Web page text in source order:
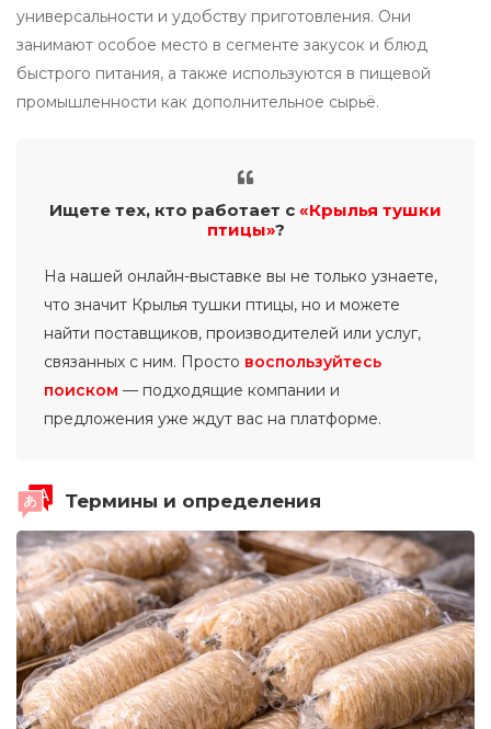
универсальности и удобству приготовления. Они
занимают особое место в сегменте закусок и блюд
быстрого питания, а также используются в пищевой
промышленности как дополнительное сырьё.
Ищете тех, кто работает с «Крылья тушки
птицы»?
На нашей онлайн-выставке вы не только узнаете,
что значит Крылья тушки птицы, но и можете
найти поставщиков, производителей или услуг,
связанных с ним. Просто воспользуйтесь
поиском — подходящие компании и
предложения уже ждут вас на платформе.
Термины и определения